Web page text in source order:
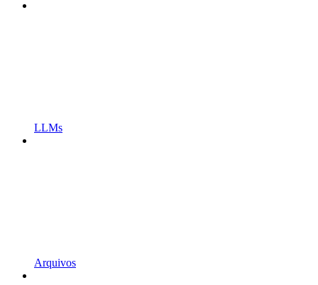
LLMs
Arquivos